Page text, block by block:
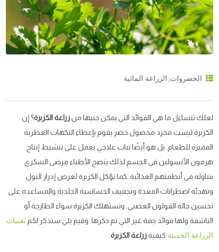
الخضروات الزراعة المائية
لعلك تتساءل ما هي الفوائد التي يمكن جنيها منزراعة الكزبرة؟ إن
الكزبرة ليست مجرد محصول خضر يقوم بإعطاء النكهات العطرية
المميزة للطعام. بل هو أيضًا نبات علاجي يعمل على تنشيط إنتاج
هرمون الأنسولين في الجسم لذلك ينصح الأطباء مرضى السكري
بتناوله في أنظمتهم الغذائية. كما تؤكل الكزبرة لغرض إدرار البول
وتهدئة اضطرابات المعدة وتخفيف الحساسية الجلدية والمساعدة على
تحسين حالة القولون العصبي. وتستهلك الكزبرة سواء الطازجة أو
الناشفة ولها فوائد جمة غير التي تم ذكرها. وفيم يلي ستذكر لكم تقنيات
الزراعة الحديثة كيفيةزراعة الكزبرة